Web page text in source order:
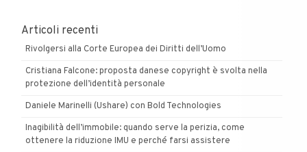
Articoli recenti
Rivolgersi alla Corte Europea dei Diritti dell’Uomo
Cristiana Falcone: proposta danese copyright è svolta nella
protezione dell’identità personale
Daniele Marinelli (Ushare) con Bold Technologies
Inagibilità dell’immobile: quando serve la perizia, come
ottenere la riduzione IMU e perché farsi assistere